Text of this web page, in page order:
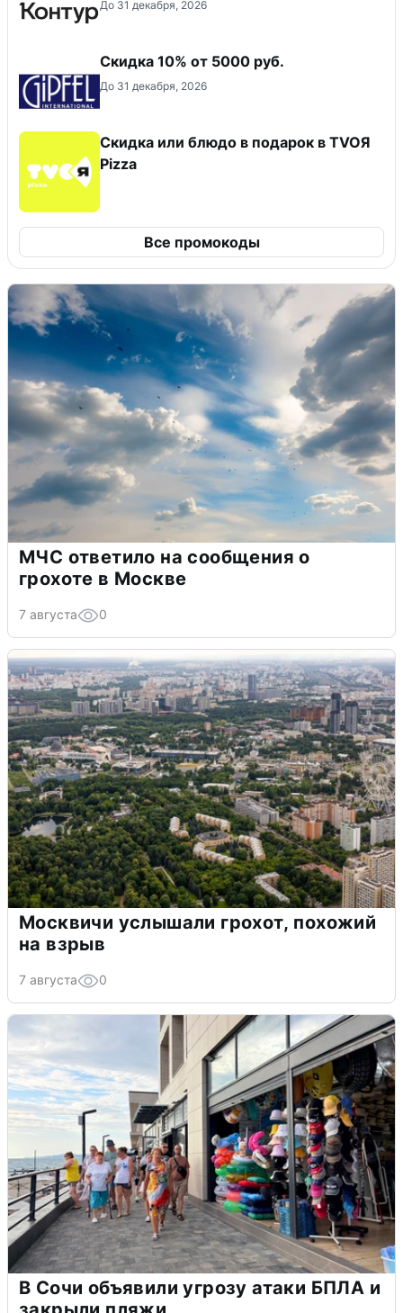
До 31 декабря, 2026
Скидка 10% от 5000 руб.
До 31 декабря, 2026
Скидка или блюдо в подарок в TVOЯ
Pizza
Все промокоды
МЧС ответило на сообщения о
грохоте в Москве
7 августа 0
Москвичи услышали грохот, похожий
на взрыв
7 августа 0
В Сочи объявили угрозу атаки БПЛА и